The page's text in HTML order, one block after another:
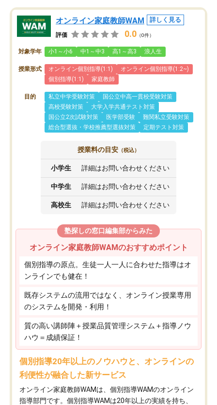
オンライン家庭教師WAM 詳しく見る
評価 0.0 （0件）
対象学年 小1～小6 中1～中3 高1～高3 浪人生
授業形式 オンライン個別指導(1:1)
オンライン個別指導(1:2~)
個別指導(1:1)
家庭教師
目的 私立中学受験対策
国公立中高一貫校受験対策
高校受験対策
大学入学共通テスト対策
国公立2次試験対策
医学部受験
難関私立受験対策
総合型選抜・学校推薦型選抜対策
定期テスト対策
授業料の目安 （税込）
小学生 詳細はお問い合わせください
中学生 詳細はお問い合わせください
高校生 詳細はお問い合わせください
塾探しの窓口編集部からみた
オンライン家庭教師WAMのおすすめポイント
個別指導の原点。生徒一人一人に合わせた指導はオ
ンラインでも健在！
既存システムの流用ではなく、オンライン授業専用
のシステムを開発・利用！
質の高い講師陣＋授業品質管理システム＋指導ノウ
ハウ＝成績保証！
個別指導20年以上のノウハウと、オンラインの
利便性が融合した新サービス
オンライン家庭教師WAMは、個別指導WAMのオンライン
指導部門です。個別指導WAMは20年以上の実績を持ち、